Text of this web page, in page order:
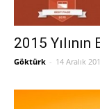
2015 Yılının
Göktürk - 14 Aralık